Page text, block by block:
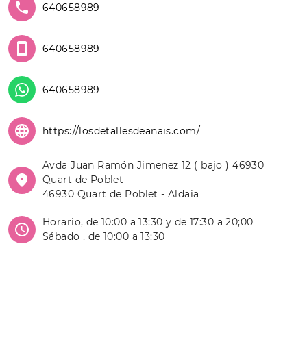
640658989
640658989
640658989
https://losdetallesdeanais.com/
Avda Juan Ramón Jimenez 12 ( bajo ) 46930
Quart de Poblet
46930 Quart de Poblet - Aldaia
Horario, de 10:00 a 13:30 y de 17:30 a 20;00
Sábado , de 10:00 a 13:30